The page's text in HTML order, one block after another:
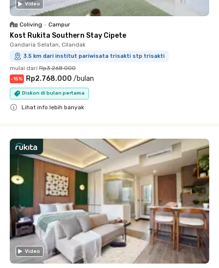
Video
Coliving • Campur
Kost Rukita Southern Stay Cipete
Gandaria Selatan, Cilandak
3.5 km dari institut pariwisata trisakti stp trisakti
mulai dari Rp3.268.000
-15% Rp2.768.000 /bulan
Diskon di bulan pertama
Lihat info lebih banyak
Video